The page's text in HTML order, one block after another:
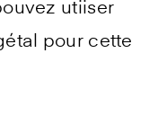
utiiser
pour cette